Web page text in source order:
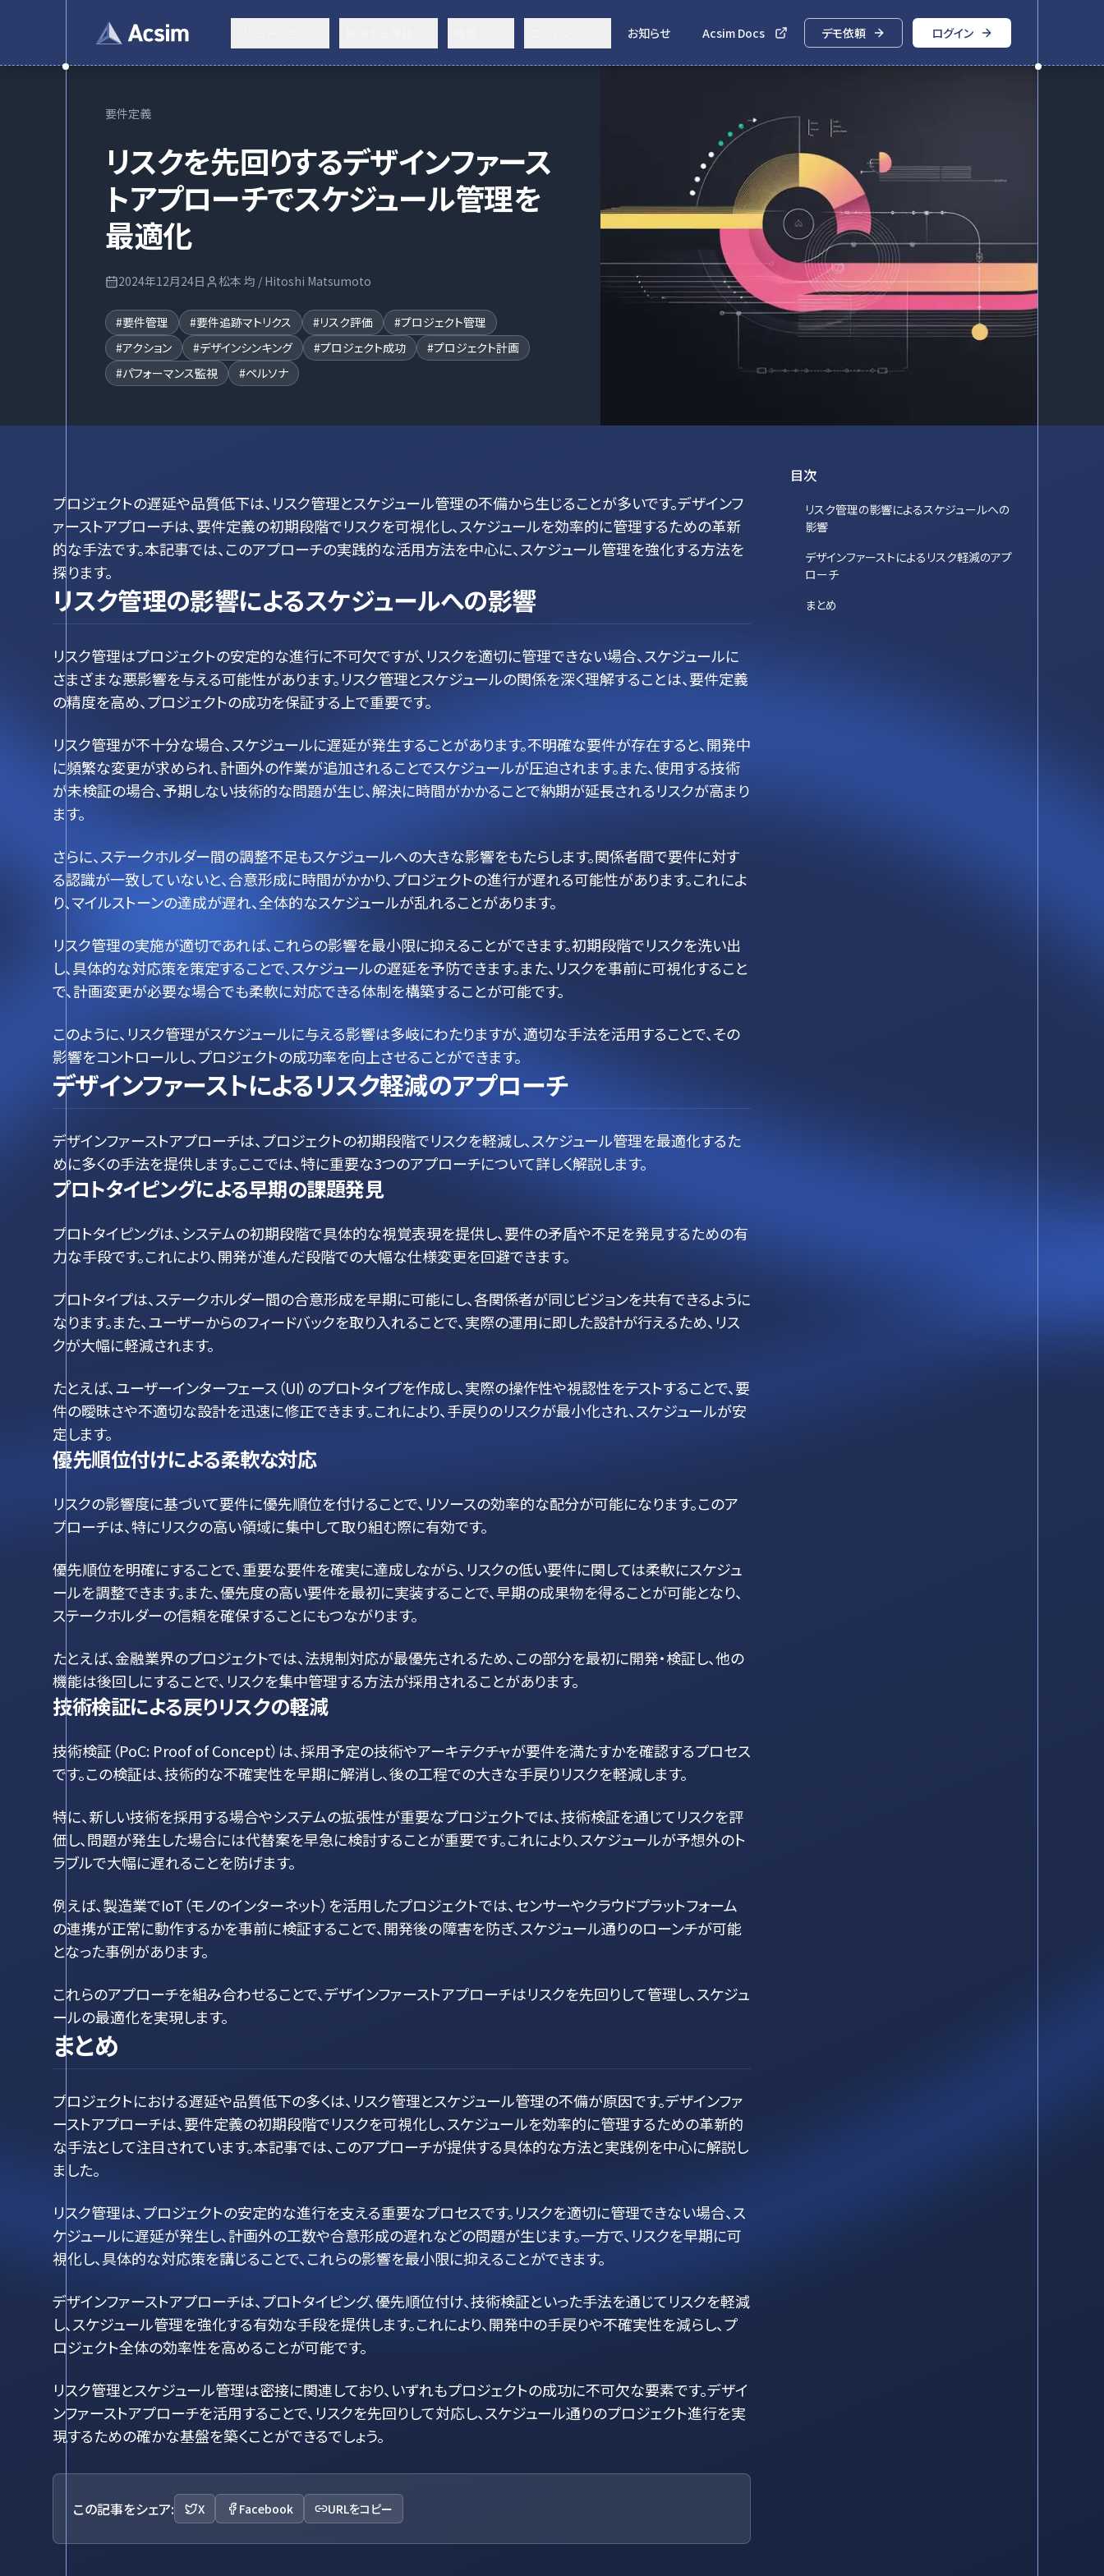
お知らせ Acsim Docs デモ依頼 ログイン
要件定義
リスクを先回りするデザインファース
トアプローチでスケジュール管理を
最適化
2024年12月24日 松本 均 / Hitoshi Matsumoto
#要件管理 #要件追跡マトリクス #リスク評価 #プロジェクト管理
#アクション #デザインシンキング #プロジェクト成功 #プロジェクト計画
#パフォーマンス監視 #ペルソナ
プロジェクトの遅延や品質低下は、リスク管理とスケジュール管理の不備から生じることが多いです。デザインフ
ァーストアプローチは、要件定義の初期段階でリスクを可視化し、スケジュールを効率的に管理するための革新
的な手法です。本記事では、このアプローチの実践的な活用方法を中心に、スケジュール管理を強化する方法を
探ります。
リスク管理の影響によるスケジュールへの影響
リスク管理はプロジェクトの安定的な進行に不可欠ですが、リスクを適切に管理できない場合、スケジュールに
さまざまな悪影響を与える可能性があります。リスク管理とスケジュールの関係を深く理解することは、要件定義
の精度を高め、プロジェクトの成功を保証する上で重要です。
リスク管理が不十分な場合、スケジュールに遅延が発生することがあります。不明確な要件が存在すると、開発中
に頻繁な変更が求められ、計画外の作業が追加されることでスケジュールが圧迫されます。また、使用する技術
が未検証の場合、予期しない技術的な問題が生じ、解決に時間がかかることで納期が延長されるリスクが高まり
ます。
さらに、ステークホルダー間の調整不足もスケジュールへの大きな影響をもたらします。関係者間で要件に対す
る認識が一致していないと、合意形成に時間がかかり、プロジェクトの進行が遅れる可能性があります。これによ
り、マイルストーンの達成が遅れ、全体的なスケジュールが乱れることがあります。
リスク管理の実施が適切であれば、これらの影響を最小限に抑えることができます。初期段階でリスクを洗い出
し、具体的な対応策を策定することで、スケジュールの遅延を予防できます。また、リスクを事前に可視化すること
で、計画変更が必要な場合でも柔軟に対応できる体制を構築することが可能です。
このように、リスク管理がスケジュールに与える影響は多岐にわたりますが、適切な手法を活用することで、その
影響をコントロールし、プロジェクトの成功率を向上させることができます。
デザインファーストによるリスク軽減のアプローチ
デザインファーストアプローチは、プロジェクトの初期段階でリスクを軽減し、スケジュール管理を最適化するた
めに多くの手法を提供します。ここでは、特に重要な3つのアプローチについて詳しく解説します。
プロトタイピングによる早期の課題発見
プロトタイピングは、システムの初期段階で具体的な視覚表現を提供し、要件の矛盾や不足を発見するための有
力な手段です。これにより、開発が進んだ段階での大幅な仕様変更を回避できます。
プロトタイプは、ステークホルダー間の合意形成を早期に可能にし、各関係者が同じビジョンを共有できるように
なります。また、ユーザーからのフィードバックを取り入れることで、実際の運用に即した設計が行えるため、リス
クが大幅に軽減されます。
たとえば、ユーザーインターフェース（UI）のプロトタイプを作成し、実際の操作性や視認性をテストすることで、要
件の曖昧さや不適切な設計を迅速に修正できます。これにより、手戻りのリスクが最小化され、スケジュールが安
定します。
優先順位付けによる柔軟な対応
リスクの影響度に基づいて要件に優先順位を付けることで、リソースの効率的な配分が可能になります。このア
プローチは、特にリスクの高い領域に集中して取り組む際に有効です。
優先順位を明確にすることで、重要な要件を確実に達成しながら、リスクの低い要件に関しては柔軟にスケジュ
ールを調整できます。また、優先度の高い要件を最初に実装することで、早期の成果物を得ることが可能となり、
ステークホルダーの信頼を確保することにもつながります。
たとえば、金融業界のプロジェクトでは、法規制対応が最優先されるため、この部分を最初に開発・検証し、他の
機能は後回しにすることで、リスクを集中管理する方法が採用されることがあります。
技術検証による戻りリスクの軽減
技術検証（PoC: Proof of Concept）は、採用予定の技術やアーキテクチャが要件を満たすかを確認するプロセス
です。この検証は、技術的な不確実性を早期に解消し、後の工程での大きな手戻りリスクを軽減します。
特に、新しい技術を採用する場合やシステムの拡張性が重要なプロジェクトでは、技術検証を通じてリスクを評
価し、問題が発生した場合には代替案を早急に検討することが重要です。これにより、スケジュールが予想外のト
ラブルで大幅に遅れることを防げます。
例えば、製造業でIoT（モノのインターネット）を活用したプロジェクトでは、センサーやクラウドプラットフォーム
の連携が正常に動作するかを事前に検証することで、開発後の障害を防ぎ、スケジュール通りのローンチが可能
となった事例があります。
これらのアプローチを組み合わせることで、デザインファーストアプローチはリスクを先回りして管理し、スケジュ
ールの最適化を実現します。
まとめ
プロジェクトにおける遅延や品質低下の多くは、リスク管理とスケジュール管理の不備が原因です。デザインファ
ーストアプローチは、要件定義の初期段階でリスクを可視化し、スケジュールを効率的に管理するための革新的
な手法として注目されています。本記事では、このアプローチが提供する具体的な方法と実践例を中心に解説し
ました。
リスク管理は、プロジェクトの安定的な進行を支える重要なプロセスです。リスクを適切に管理できない場合、ス
ケジュールに遅延が発生し、計画外の工数や合意形成の遅れなどの問題が生じます。一方で、リスクを早期に可
視化し、具体的な対応策を講じることで、これらの影響を最小限に抑えることができます。
デザインファーストアプローチは、プロトタイピング、優先順位付け、技術検証といった手法を通じてリスクを軽減
し、スケジュール管理を強化する有効な手段を提供します。これにより、開発中の手戻りや不確実性を減らし、プ
ロジェクト全体の効率性を高めることが可能です。
リスク管理とスケジュール管理は密接に関連しており、いずれもプロジェクトの成功に不可欠な要素です。デザイ
ンファーストアプローチを活用することで、リスクを先回りして対応し、スケジュール通りのプロジェクト進行を実
現するための確かな基盤を築くことができるでしょう。
この記事をシェア: X Facebook URLをコピー
目次
リスク管理の影響によるスケジュールへの
影響
デザインファーストによるリスク軽減のアプ
ローチ
まとめ